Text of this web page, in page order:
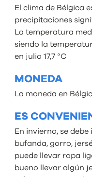
El clima de Bélgica
precipitaciones
La temperatura
siendo la
en julio 17,7 °C
MONEDA
La moneda en
ES
En invierno, se
bufanda, gorro,
puede llevar ropa
bueno llevar algún